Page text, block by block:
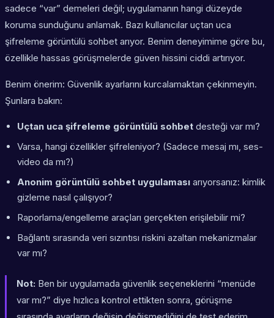
sadece “var” demeleri değil; uygulamanın hangi düzeyde
koruma sunduğunu anlamak. Bazı kullanıcılar uçtan uca
şifreleme görüntülü sohbet arıyor. Benim deneyimime göre bu,
özellikle hassas görüşmelerde güven hissini ciddi artırıyor.
Benim önerim: Güvenlik ayarlarını kurcalamaktan çekinmeyin.
Şunlara bakın:
Uçtan uca şifreleme görüntülü sohbet desteği var mı?
Varsa, hangi özellikler şifreleniyor? (Sadece mesaj mı, ses-
video da mı?)
Anonim görüntülü sohbet uygulaması arıyorsanız: kimlik
gizleme nasıl çalışıyor?
Raporlama/engelleme araçları gerçekten erişilebilir mi?
Bağlantı sırasında veri sızıntısı riskini azaltan mekanizmalar
var mı?
Not: Ben bir uygulamada güvenlik seçeneklerini “menüde
var mı?” diye hızlıca kontrol ettikten sonra, görüşme